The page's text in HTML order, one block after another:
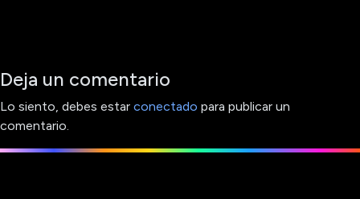
Deja un comentario
Lo siento, debes estar conectado para publicar un
comentario.